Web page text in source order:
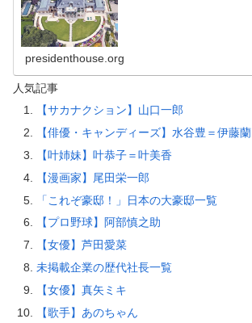
presidenthouse.org
人気記事
【サカナクション】山口一郎
【俳優・キャンディーズ】水谷豊＝伊藤蘭
【叶姉妹】叶恭子＝叶美香
【漫画家】尾田栄一郎
「これぞ豪邸！」日本の大豪邸一覧
【プロ野球】阿部慎之助
【女優】芦田愛菜
未掲載企業の歴代社長一覧
【女優】真矢ミキ
【歌手】あのちゃん